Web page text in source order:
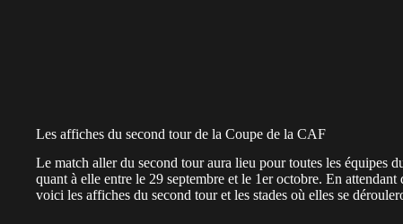
Les affiches du second tour de la Coupe de la CAF
Le match aller du second tour aura lieu pour toutes les équipes
quant à elle entre le 29 septembre et le 1er octobre. En
voici les affiches du second tour et les stades où elles se